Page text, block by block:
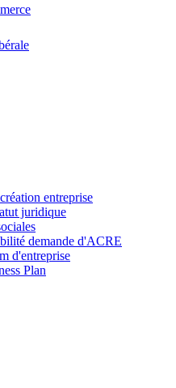
entreprise
juridique
demande d'ACRE
d'entreprise
Plan